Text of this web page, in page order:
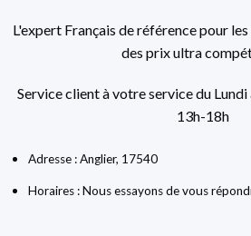
L'expert Français de référence pour
des prix ultra
Service client à votre service du
13h-18h
Adresse : Anglier, 17540
Horaires : Nous essayons de vous